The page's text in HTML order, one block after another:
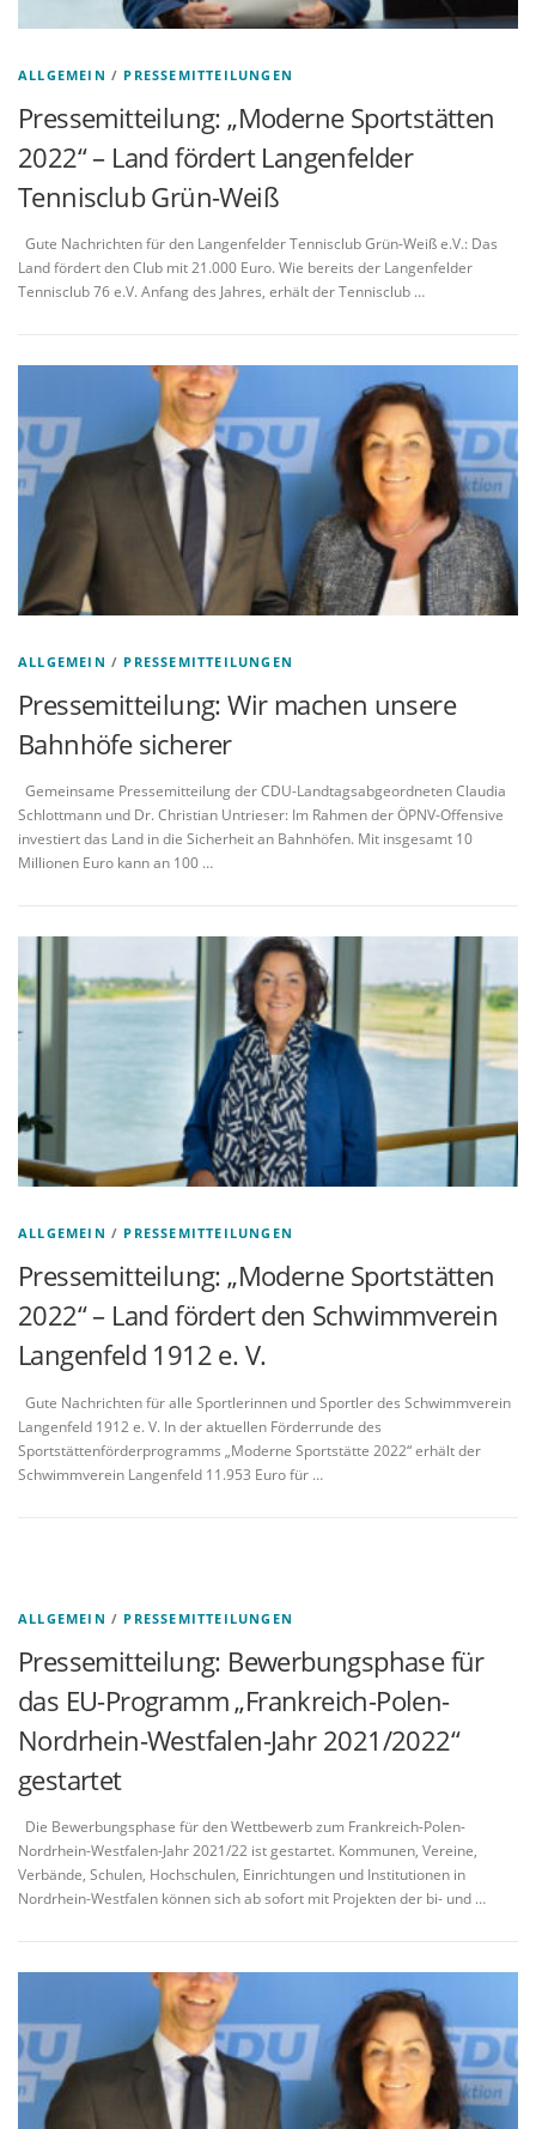
ALLGEMEIN / PRESSEMITTEILUNGEN
Pressemitteilung: „Moderne Sportstätten
2022“ – Land fördert Langenfelder
Tennisclub Grün-Weiß
Gute Nachrichten für den Langenfelder Tennisclub Grün-Weiß e.V.: Das
Land fördert den Club mit 21.000 Euro. Wie bereits der Langenfelder
Tennisclub 76 e.V. Anfang des Jahres, erhält der Tennisclub …
ALLGEMEIN / PRESSEMITTEILUNGEN
Pressemitteilung: Wir machen unsere
Bahnhöfe sicherer
Gemeinsame Pressemitteilung der CDU-Landtagsabgeordneten Claudia
Schlottmann und Dr. Christian Untrieser: Im Rahmen der ÖPNV-Offensive
investiert das Land in die Sicherheit an Bahnhöfen. Mit insgesamt 10
Millionen Euro kann an 100 …
ALLGEMEIN / PRESSEMITTEILUNGEN
Pressemitteilung: „Moderne Sportstätten
2022“ – Land fördert den Schwimmverein
Langenfeld 1912 e. V.
Gute Nachrichten für alle Sportlerinnen und Sportler des Schwimmverein
Langenfeld 1912 e. V. In der aktuellen Förderrunde des
Sportstättenförderprogramms „Moderne Sportstätte 2022“ erhält der
Schwimmverein Langenfeld 11.953 Euro für …
ALLGEMEIN / PRESSEMITTEILUNGEN
Pressemitteilung: Bewerbungsphase für
das EU-Programm „Frankreich-Polen-
Nordrhein-Westfalen-Jahr 2021/2022“
gestartet
Die Bewerbungsphase für den Wettbewerb zum Frankreich-Polen-
Nordrhein-Westfalen-Jahr 2021/22 ist gestartet. Kommunen, Vereine,
Verbände, Schulen, Hochschulen, Einrichtungen und Institutionen in
Nordrhein-Westfalen können sich ab sofort mit Projekten der bi- und …